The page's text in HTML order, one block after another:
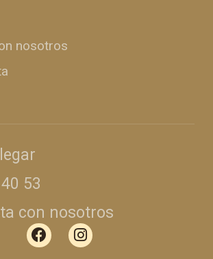
53
con nosotros
nosotros